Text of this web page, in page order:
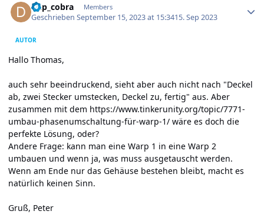
dkp_cobra Members
GeschriebenSeptember 15, 2023 at 15:3415. Sep 2023
AUTOR
Hallo Thomas,
auch sehr beeindruckend, sieht aber auch nicht nach "Deckel
ab, zwei Stecker umstecken, Deckel zu, fertig" aus. Aber
zusammen mit dem https://www.tinkerunity.org/topic/7771-
umbau-phasenumschaltung-für-warp-1/ wäre es doch die
perfekte Lösung, oder?
Andere Frage: kann man eine Warp 1 in eine Warp 2
umbauen und wenn ja, was muss ausgetauscht werden.
Wenn am Ende nur das Gehäuse bestehen bleibt, macht es
natürlich keinen Sinn.
Gruß, Peter